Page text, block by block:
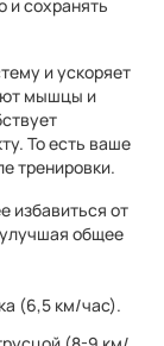
и сохранять
и ускоряет
мышцы и
То есть ваше
тренировки.
избавиться от
общее
(6,5 км/час).